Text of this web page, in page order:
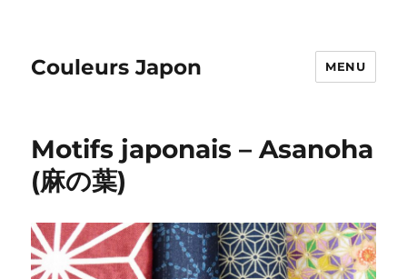
Couleurs Japon MENU
Motifs japonais – Asanoha
(麻の葉)